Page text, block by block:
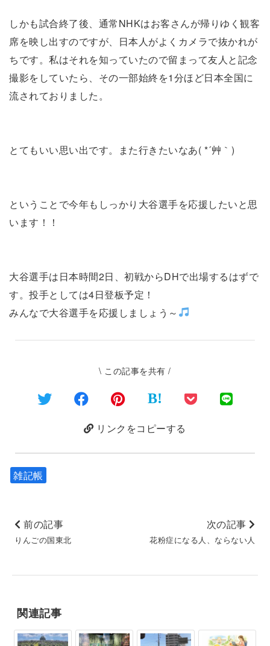
しかも試合終了後、通常NHKはお客さんが帰りゆく観客
席を映し出すのですが、日本人がよくカメラで抜かれが
ちです。私はそれを知っていたので留まって友人と記念
撮影をしていたら、その一部始終を1分ほど日本全国に
流されておりました。
とてもいい思い出です。また行きたいなあ( *´艸｀)
ということで今年もしっかり大谷選手を応援したいと思
います！！
大谷選手は日本時間2日、初戦からDHで出場するはずで
す。投手としては4日登板予定！
みんなで大谷選手を応援しましょう～
\ この記事を共有 /
B!
リンクをコピーする
雑記帳
前の記事
りんごの国東北
次の記事
花粉症になる人、ならない人
関連記事